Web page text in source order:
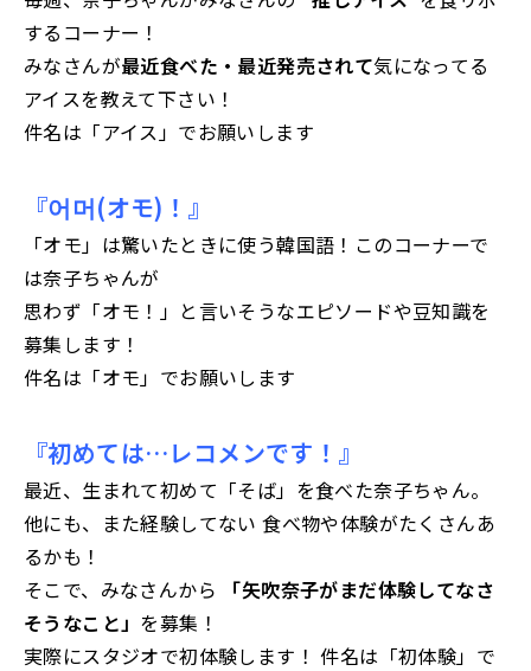
するコーナー！
みなさんが最近食べた・最近発売されて気になってる
アイスを教えて下さい！
件名は「アイス」でお願いします
『어머(オモ)！』
「オモ」は驚いたときに使う韓国語！このコーナーで
は奈子ちゃんが
思わず「オモ！」と言いそうなエピソードや豆知識を
募集します！
件名は「オモ」でお願いします
『初めては…レコメンです！』
最近、生まれて初めて「そば」を食べた奈子ちゃん。
他にも、また経験してない 食べ物や体験がたくさんあ
るかも！
そこで、みなさんから 「矢吹奈子がまだ体験してなさ
そうなこと」 を募集！
実際にスタジオで初体験します！ 件名は「初体験」で